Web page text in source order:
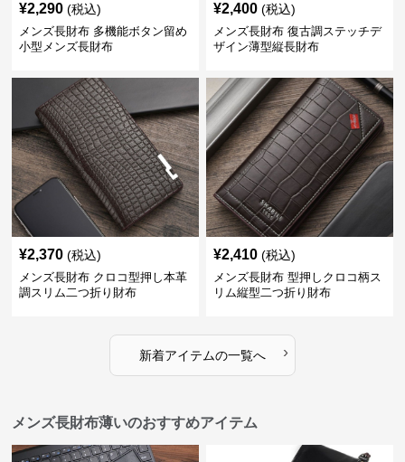
¥2,290 (税込)
メンズ長財布 多機能ボタン留め
小型メンズ長財布
¥2,400 (税込)
メンズ長財布 復古調ステッチデ
ザイン薄型縦長財布
¥2,370 (税込)
メンズ長財布 クロコ型押し本革
調スリム二つ折り財布
¥2,410 (税込)
メンズ長財布 型押しクロコ柄ス
リム縦型二つ折り財布
新着アイテムの一覧へ ›
メンズ長財布薄いのおすすめアイテム